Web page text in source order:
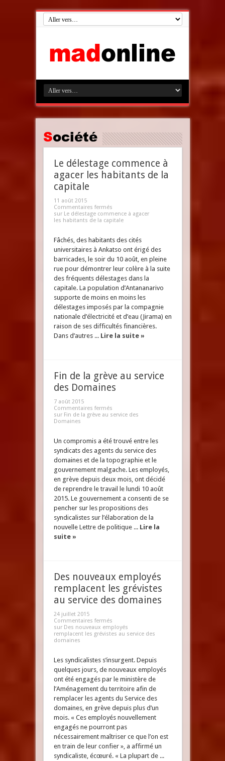
Société
Le délestage commence à
agacer les habitants de la
capitale
11 août 2015
Commentaires fermés
sur Le délestage commence à agacer
les habitants de la capitale
Fâchés, des habitants des cités
universitaires à Ankatso ont érigé des
barricades, le soir du 10 août, en pleine
rue pour démontrer leur colère à la suite
des fréquents délestages dans la
capitale. La population d’Antananarivo
supporte de moins en moins les
délestages imposés par la compagnie
nationale d’électricité et d’eau (Jirama) en
raison de ses difficultés financières.
Dans d’autres ... Lire la suite »
Fin de la grève au service
des Domaines
7 août 2015
Commentaires fermés
sur Fin de la grève au service des
Domaines
Un compromis a été trouvé entre les
syndicats des agents du service des
domaines et de la topographie et le
gouvernement malgache. Les employés,
en grève depuis deux mois, ont décidé
de reprendre le travail le lundi 10 août
2015. Le gouvernement a consenti de se
pencher sur les propositions des
syndicalistes sur l’élaboration de la
nouvelle Lettre de politique ... Lire la
suite »
Des nouveaux employés
remplacent les grévistes
au service des domaines
24 juillet 2015
Commentaires fermés
sur Des nouveaux employés
remplacent les grévistes au service des
domaines
Les syndicalistes s’insurgent. Depuis
quelques jours, de nouveaux employés
ont été engagés par le ministère de
l’Aménagement du territoire afin de
remplacer les agents du Service des
domaines, en grève depuis plus d’un
mois. « Ces employés nouvellement
engagés ne pourront pas
nécessairement maîtriser ce que l’on est
en train de leur confier », a affirmé un
syndicaliste, écœuré. « La plupart de ...